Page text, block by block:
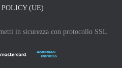
(UE)
in sicurezza con protocollo SSL